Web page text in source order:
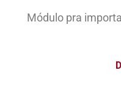
Módulo pra